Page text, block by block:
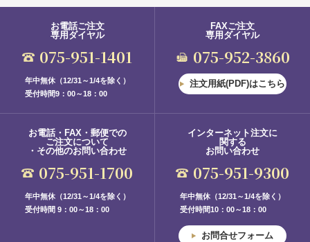
お電話ご注文
専用ダイヤル
075-951-1401
年中無休（12/31～1/4を除く）
受付時間9：00～18：00
FAXご注文
専用ダイヤル
075-952-3860
注文用紙(PDF)はこちら
お電話・FAX・郵便での
ご注文について
・その他のお問い合わせ
075-951-1700
年中無休（12/31～1/4を除く）
受付時間 9：00～18：00
インターネット注文に
関する
お問い合わせ
075-951-9300
年中無休（12/31～1/4を除く）
受付時間10：00～18：00
お問合せフォーム